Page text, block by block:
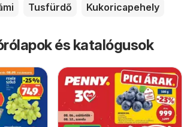
Tusfürdő Kukoricapehely
és katalógusok